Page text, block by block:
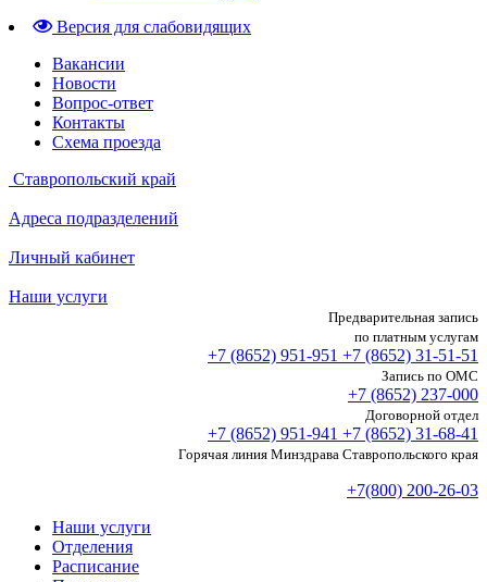
Версия для слабовидящих
Вакансии
Новости
Вопрос-ответ
Контакты
Схема проезда
Ставропольский край
Адреса подразделений
Личный кабинет
Наши услуги
Предварительная запись
по платным услугам
+7 (8652) 951-951 +7 (8652) 31-51-51
Запись по ОМС
+7 (8652) 237-000
Договорной отдел
+7 (8652) 951-941 +7 (8652) 31-68-41
Горячая линия Минздрава Ставропольского края
+7(800) 200-26-03
Наши услуги
Отделения
Расписание